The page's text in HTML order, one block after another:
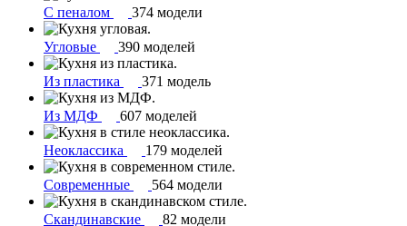
С пеналом 374 модели
Угловые 390 моделей
Из пластика 371 модель
Из МДФ 607 моделей
Неоклассика 179 моделей
Современные 564 модели
Скандинавские
82 модели